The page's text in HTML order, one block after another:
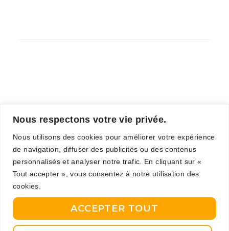
Nous respectons votre vie privée.
Nous utilisons des cookies pour améliorer votre expérience
de navigation, diffuser des publicités ou des contenus
personnalisés et analyser notre trafic. En cliquant sur «
Tout accepter », vous consentez à notre utilisation des
cookies.
ACCEPTER TOUT